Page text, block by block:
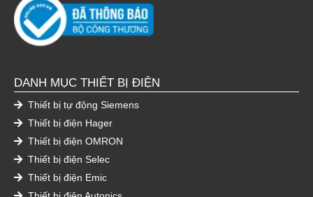
DANH MỤC THIẾT BỊ ĐIỆN
Thiết bị tự động Siemens
Thiết bị điện Hager
Thiết bị điện OMRON
Thiết bị điện Selec
Thiết bị điện Emic